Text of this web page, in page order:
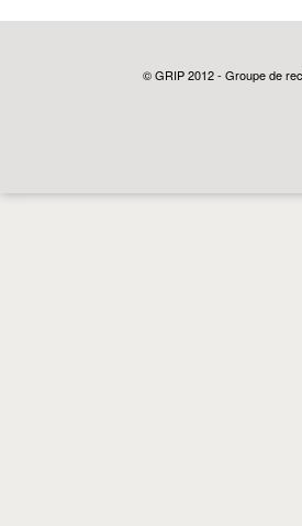
© GRIP 2012 - Groupe de